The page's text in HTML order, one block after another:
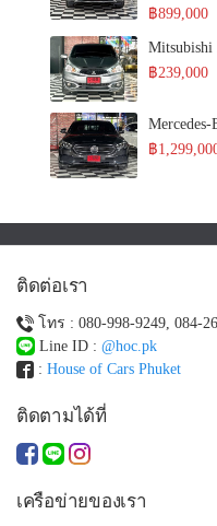
฿899,000
Mitsubishi
฿239,000
Mercedes-
฿
ติดต่อเรา
โทร : 080-998-9249, 084-
Line ID : @hoc.pk
: House of Cars Phuket
ติดตามได้ที่
เครือข่ายของเรา